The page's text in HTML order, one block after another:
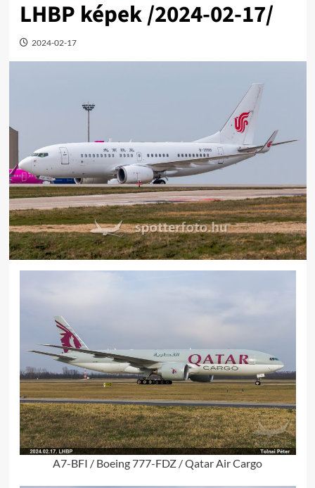
LHBP képek /2024-02-17/
2024-02-17
A7-BFI / Boeing 777-FDZ / Qatar Air Cargo